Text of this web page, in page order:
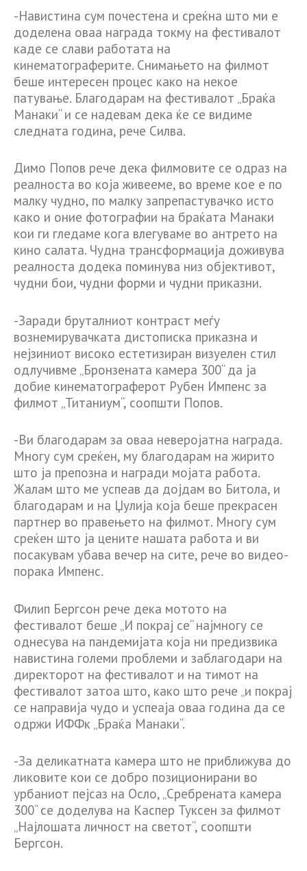
-Навистина сум почестена и среќна што ми е
доделена оваа награда токму на фестивалот
каде се слави работата на
кинематограферите. Снимањето на филмот
беше интересен процес како на некое
патување. Благодарам на фестивалот „Браќа
Манаки“ и се надевам дека ќе се видиме
следната година, рече Силва.
Димо Попов рече дека филмовите се одраз на
реалноста во која живееме, во време кое е по
малку чудно, по малку запрепастувачко исто
како и оние фотографии на браќата Манаки
кои ги гледаме кога влегуваме во антрето на
кино салата. Чудна трансформација доживува
реалноста додека поминува низ објективот,
чудни бои, чудни форми и чудни приказни.
-Заради бруталниот контраст меѓу
вознемирувачката дистописка приказна и
нејзиниот високо естетизиран визуелен стил
одлучивме „Бронзената камера 300“ да ја
добие кинематограферот Рубен Импенс за
филмот „Титаниум“, соопшти Попов.
-Ви благодарам за оваа неверојатна награда.
Многу сум среќен, му благодарам на жирито
што ја препозна и награди мојата работа.
Жалам што ме успеав да дојдам во Битола, и
благодарам и на Џулија која беше прекрасен
партнер во правењето на филмот. Многу сум
среќен што ја цените нашата работа и ви
посакувам убава вечер на сите, рече во видео-
порака Импенс.
Филип Бергсон рече дека мотото на
фестивалот беше „И покрај се“ најмногу се
однесува на пандемијата која ни предизвика
навистина големи проблеми и заблагодари на
директорот на фестивалот и на тимот на
фестивалот затоа што, како што рече „и покрај
се направија чудо и успеаја оваа година да се
одржи ИФФк „Браќа Манаки“.
-За деликатната камера што не приближува до
ликовите кои се добро позиционирани во
урбаниот пејсаз на Осло, „Сребрената камера
300“ се доделува на Каспер Туксен за филмот
„Најлошата личност на светот“, соопшти
Бергсон.